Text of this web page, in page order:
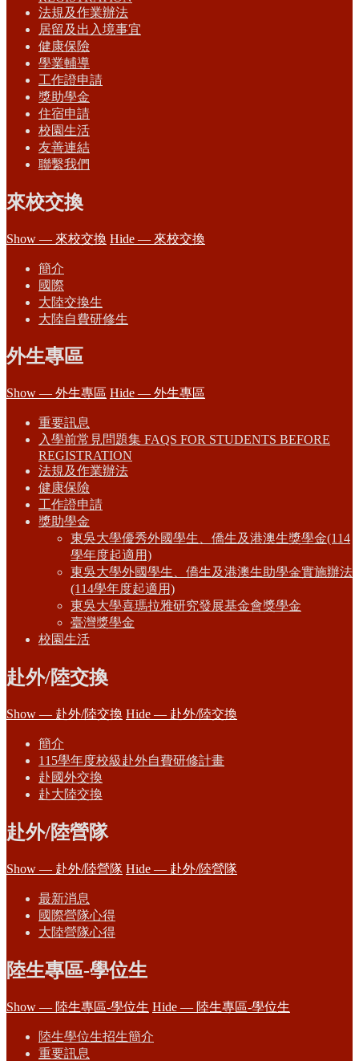
法規及作業辦法
居留及出入境事宜
健康保險
學業輔導
工作證申請
獎助學金
住宿申請
校園生活
友善連結
聯繫我們
來校交換
Show — 來校交換 Hide — 來校交換
簡介
國際
大陸交換生
大陸自費研修生
外生專區
Show — 外生專區 Hide — 外生專區
重要訊息
入學前常見問題集 FAQS FOR STUDENTS BEFORE
REGISTRATION
法規及作業辦法
健康保險
工作證申請
獎助學金
東吳大學優秀外國學生、僑生及港澳生獎學金(114
學年度起適用)
東吳大學外國學生、僑生及港澳生助學金實施辦法
(114學年度起適用)
東吳大學喜瑪拉雅研究發展基金會獎學金
臺灣獎學金
校園生活
赴外/陸交換
Show — 赴外/陸交換 Hide — 赴外/陸交換
簡介
115學年度校級赴外自費研修計畫
赴國外交換
赴大陸交換
赴外/陸營隊
Show — 赴外/陸營隊 Hide — 赴外/陸營隊
最新消息
國際營隊心得
大陸營隊心得
陸生專區-學位生
Show — 陸生專區-學位生 Hide — 陸生專區-學位生
陸生學位生招生簡介
重要訊息